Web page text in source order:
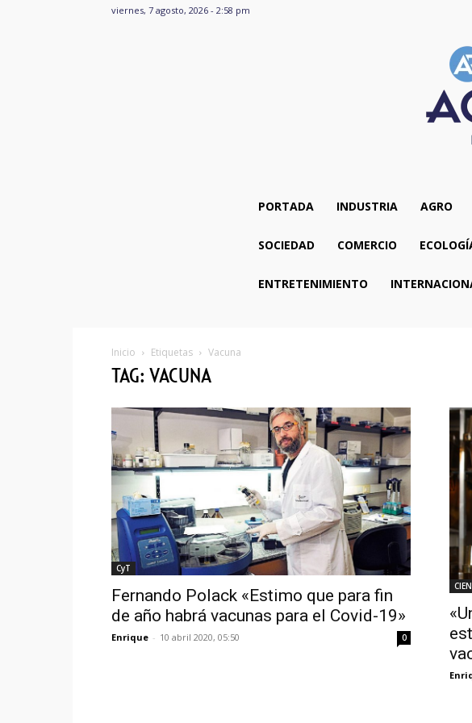
viernes, 7 agosto, 2026 - 2:58 pm
PORTADA INDUSTRIA AGRO
SOCIEDAD COMERCIO
ENTRETENIMIENTO
Inicio Etiquetas Vacuna
TAG: VACUNA
CyT
Fernando Polack «Estimo que para fin
de año habrá vacunas para el Covid-19»
Enrique - 10 abril 2020, 05:50 0